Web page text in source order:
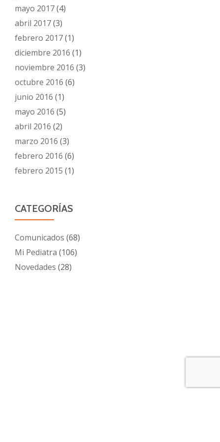
mayo 2017(4)
abril 2017(3)
febrero 2017(1)
diciembre 2016 (1)
noviembre 2016 (3)
octubre 2016 (6)
junio 2016 (1)
mayo 2016 (5)
abril 2016 (2)
marzo 2016 (3)
febrero 2016 (6)
febrero 2015 (1)
CATEGORÍAS
Comunicados (68)
Mi Pediatra (106)
Novedades (28)